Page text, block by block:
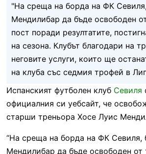
"На среща на борда на ФК
Мендилибар да бъде освободен
пост поради резултатите,
на сезона. Клубът благодари на
неговите услуги, които ще
на клуба със седмия трофей в
Испанският футболен клуб Севиля
официалния си уебсайт, че
старши треньора Хосе Луис
“На среща на борда на ФК Севиля,
Мендилибар да бъде освободен от